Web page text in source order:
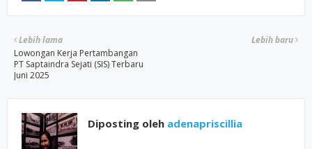
Lebih baru
Lebih lama
Lowongan Kerja Pertambangan
PT Saptaindra Sejati (SIS) Terbaru
Juni 2025
Diposting oleh adenapriscillia